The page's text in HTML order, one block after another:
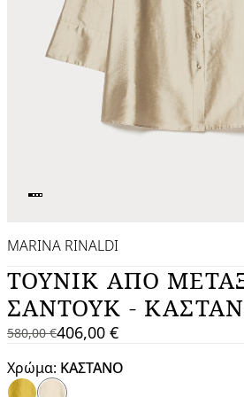
MARINA RINALDI
ΤΟΥΝΊΚ ΑΠΌ
ΣΑΝΤΟΎΚ -
580,00 €
580,00
€
406,00 €
Τρέχουσα
τιμή
406,00
Χρώμα: ΚΑΣΤΑΝΟ